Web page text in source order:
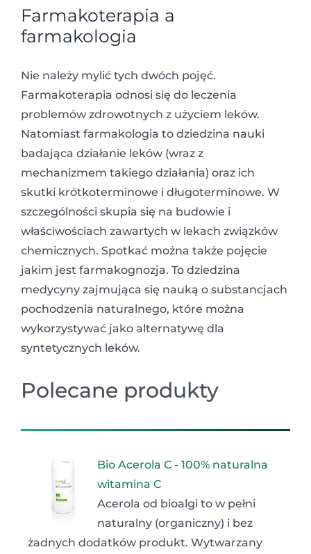
Farmakoterapia a
farmakologia
Nie należy mylić tych dwóch pojęć.
Farmakoterapia odnosi się do leczenia
problemów zdrowotnych z użyciem leków.
Natomiast farmakologia to dziedzina nauki
badająca działanie leków (wraz z
mechanizmem takiego działania) oraz ich
skutki krótkoterminowe i długoterminowe. W
szczególności skupia się na budowie i
właściwościach zawartych w lekach związków
chemicznych. Spotkać można także pojęcie
jakim jest farmakognozja. To dziedzina
medycyny zajmująca się nauką o substancjach
pochodzenia naturalnego, które można
wykorzystywać jako alternatywę dla
syntetycznych leków.
Polecane produkty
Bio Acerola C - 100% naturalna
witamina C
Acerola od bioalgi to w pełni
naturalny (organiczny) i bez
żadnych dodatków produkt. Wytwarzany